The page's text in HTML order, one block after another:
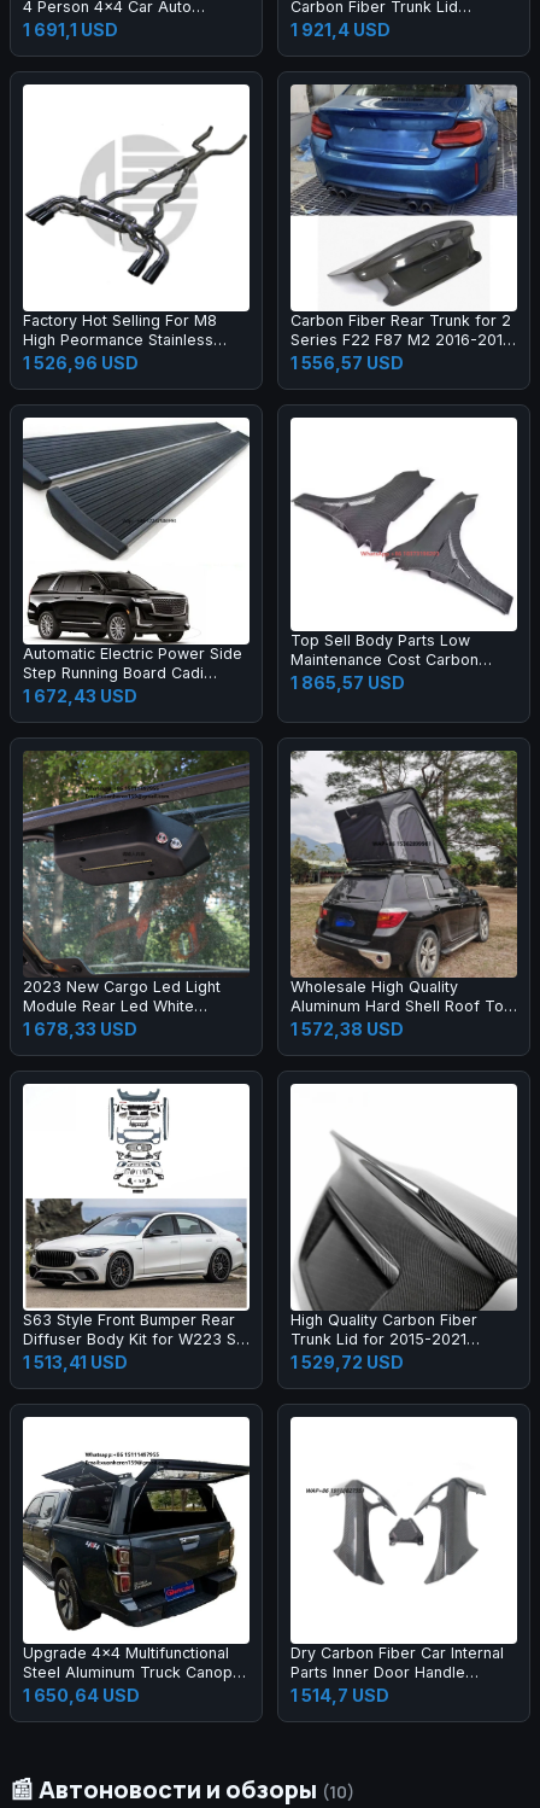
4 Person 4x4 Car Auto
Camping Aluminum Hard Shell
Roof Top Tent for 4 Person
1 691,1 USD
Carbon Fiber Trunk Lid
Suitable for G30 F90 M5 Rear
Trunk Lid
1 921,4 USD
Factory Hot Selling For M8
High Peormance Stainless
Steel Exhaust Pipe System
with Valve Control
1 526,96 USD
Carbon Fiber Rear Trunk for 2
Series F22 F87 M2 2016-2019
CSL Style Rear Trunk Lid Boot
Duck Tail Cover Car Bodykit
1 556,57 USD
Automatic Electric Power Side
Step Running Board Cadi
Escalade 2019-2024
1 672,43 USD
Top Sell Body Parts Low
Maintenance Cost Carbon
Fibre Mud Fender for Lincoln
1 865,57 USD
2023 New Cargo Led Light
Module Rear Led White
Lighting Flashing Amber Light
for Jeep Wrangler Jl
1 678,33 USD
Wholesale High Quality
Aluminum Hard Shell Roof Top
Tent SUV 4x4 Offroad Four-
Season Camping Double
1 572,38 USD
S63 Style Front Bumper Rear
Diffuser Body Kit for W223 S-
Class Normal Upgrade S63
Body Kit
1 513,41 USD
High Quality Carbon Fiber
Trunk Lid for 2015-2021
Exclusive Modified Rear Taiate
1 529,72 USD
Upgrade 4x4 Multifunctional
Steel Aluminum Truck Canopy
Upgraded Tempered Glass
Windows DMAX Tacoma
1 650,64 USD
Dry Carbon Fiber Car Internal
Parts Inner Door Handle
(Replacement) for Lambo
Huracan LP580 LP610 2014-
1 514,7 USD
📰 Автоновости и обзоры (10)